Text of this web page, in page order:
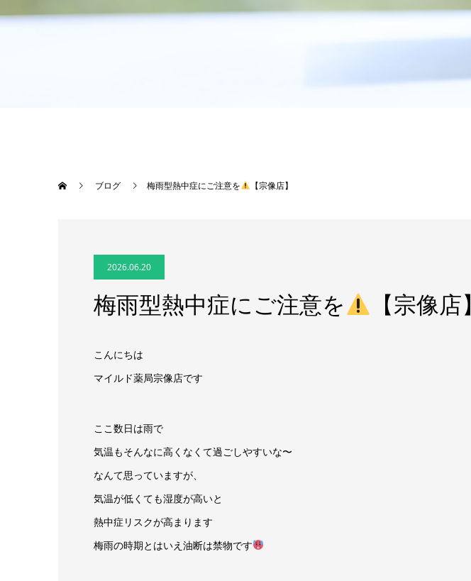
ブログ 梅雨型熱中症にご注意を 【宗像店】
2026.06.20
梅雨型熱中症にご注意を 【宗像店】
こんにちは
マイルド薬局宗像店です
ここ数日は雨で
気温もそんなに高くなくて過ごしやすいな〜
なんて思っていますが、
気温が低くても湿度が高いと
熱中症リスクが高まります
梅雨の時期とはいえ油断は禁物です